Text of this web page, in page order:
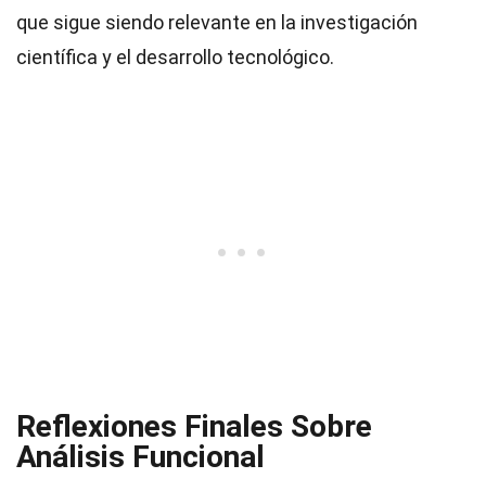
que sigue siendo relevante en la investigación
científica y el desarrollo tecnológico.
Reflexiones Finales Sobre
Análisis Funcional